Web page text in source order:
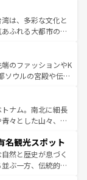
アンミュージッ
ハワイの魅力を彩
動が待っているハ
ル（エアーズロッ
ンズの熱帯雨林な
やワイン、オージ
サーフィンやダイ
きにはたまらな
に味わいつくそ
は、多彩な文化と
ふれる大都市の台
など、都市の喧騒
人に新しい発見と
台湾の食文化も魅
エティ豊かな料理
コンテンツ一覧を参
のファッションやK
ソウルの宮殿や伝統
美を楽しむことが
ストリートフード
。夜には、韓国な
力を心ゆくまで味
韓国情報はコンテンツ一
ナム。南北に細長
々とした山々、世
の古い町並みやホ
、独特の雰囲気を
かさとおいしさで
名観光スポット
然と歴史が息づく
ぶ一方、伝統的な